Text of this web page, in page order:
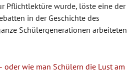
Pflichtlektüre wurde, löste eine der
in der Geschichte des
Schülergenerationen arbeiteten
oder wie man Schülern die Lust am